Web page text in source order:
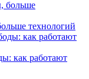
технологий
как работают